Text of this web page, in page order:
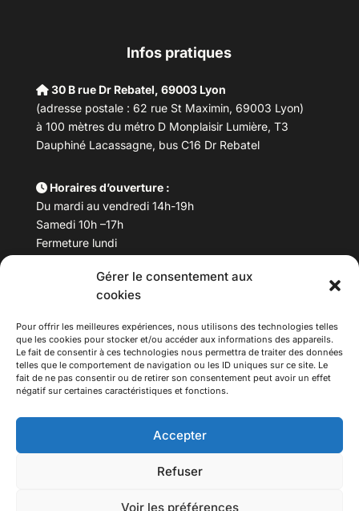
Gérer le consentement aux
cookies
Pour offrir les meilleures expériences, nous utilisons des technologies telles
que les cookies pour stocker et/ou accéder aux informations des appareils.
Le fait de consentir à ces technologies nous permettra de traiter des données
telles que le comportement de navigation ou les ID uniques sur ce site. Le
fait de ne pas consentir ou de retirer son consentement peut avoir un effet
négatif sur certaines caractéristiques et fonctions.
Accepter
Refuser
Voir les préférences
Infos pratiques
30 B rue Dr Rebatel, 69003 Lyon
(adresse postale : 62 rue St Maximin, 69003 Lyon)
à 100 mètres du métro D Monplaisir Lumière, T3
Dauphiné Lacassagne, bus C16 Dr Rebatel
Horaires d’ouverture :
Du mardi au vendredi 14h-19h
Samedi 10h –17h
Fermeture lundi
Téléphone : 04 78 53 06 40
maisondesculturesasiatiques@asiexpo.com